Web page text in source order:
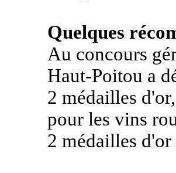
Quelques
Au concours
Haut-Poitou a
2 médailles
pour les vins
2 médailles